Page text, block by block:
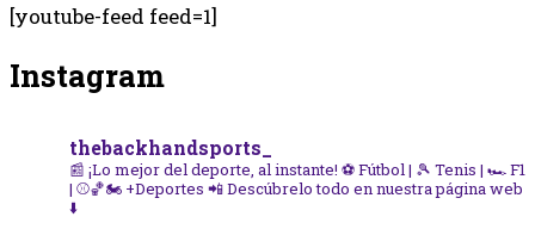
[youtube-feed feed=1]
Instagram
thebackhandsports_
📰 ¡Lo mejor del deporte, al instante! ⚽ Fútbol | 🎾 Tenis | 🏎️ F1
| ⚾🏀🏍️ +Deportes 📲 Descúbrelo todo en nuestra página web
⬇️